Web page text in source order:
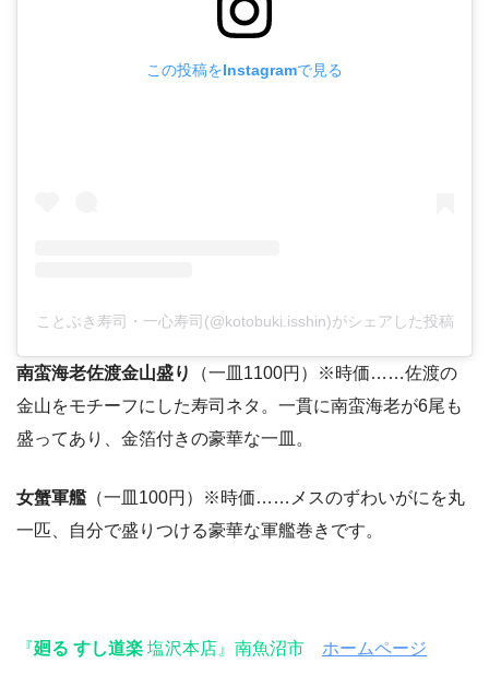
この投稿をInstagramで見る
ことぶき寿司・一心寿司(@kotobuki.isshin)がシェアした投稿
南蛮海老佐渡金山盛り
（一皿1100円）※時価……佐渡の
金山をモチーフにした寿司ネタ。一貫に南蛮海老が6尾も
盛ってあり、金箔付きの豪華な一皿。
女蟹軍艦（一皿100円）※時価……メスのずわいがにを丸
一匹、自分で盛りつける豪華な軍艦巻きです。
『廻る すし道楽 塩沢本店』南魚沼市 ホームページ